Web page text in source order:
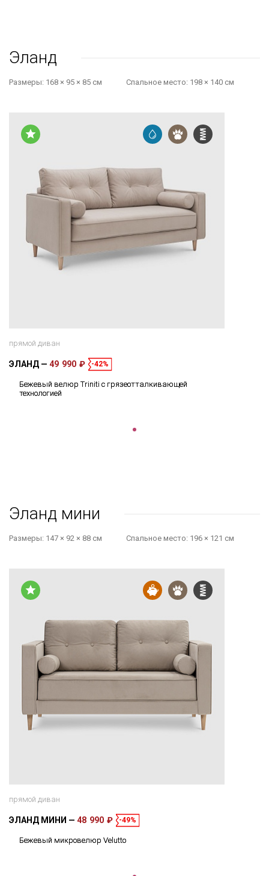
Эланд
Размеры: 168 × 95 × 85 см Cпальное место: 198 × 140 см
прямой диван
ЭЛАНД 49 990 ₽ -42%
Бежевый велюр Triniti с грязеотталкивающей
технологией
Эланд мини
Размеры: 147 × 92 × 88 см Cпальное место: 196 × 121 см
прямой диван
ЭЛАНД МИНИ 48 990 ₽ -49%
Бежевый микровелюр Velutto